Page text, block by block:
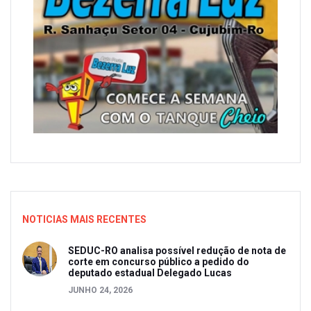
NOTICIAS MAIS RECENTES
SEDUC-RO analisa possível redução de nota de
corte em concurso público a pedido do
deputado estadual Delegado Lucas
JUNHO 24, 2026